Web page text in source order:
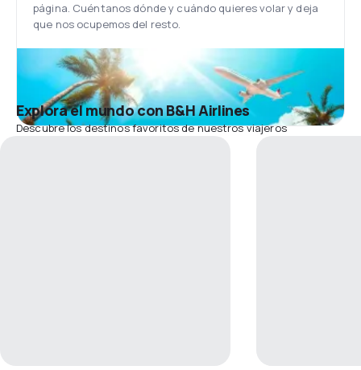
página. Cuéntanos dónde y cuándo quieres volar y deja
que nos ocupemos del resto.
Explora el mundo con B&H Airlines
Descubre los destinos favoritos de nuestros viajeros